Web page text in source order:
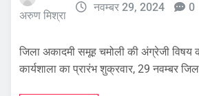
अरुण मिश्रा
नवम्बर 29, 2024 0
जिला अकादमी समूह चमोली की अंग्रेजी विषय
कार्यशाला का प्रारंभ शुक्रवार, 29 नवम्बर